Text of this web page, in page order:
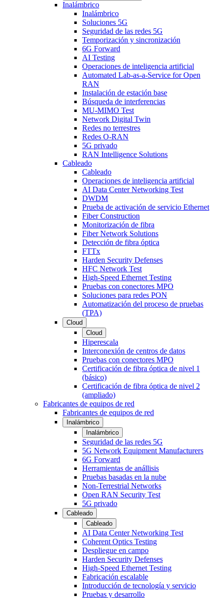
Inalámbrico
Inalámbrico
Soluciones 5G
Seguridad de las redes 5G
Temporización y sincronización
6G Forward
AI Testing
Operaciones de inteligencia artificial
Automated Lab-as-a-Service for Open
RAN
Instalación de estación base
Búsqueda de interferencias
MU-MIMO Test
Network Digital Twin
Redes no terrestres
Redes O-RAN
5G privado
RAN Intelligence Solutions
Cableado
Cableado
Operaciones de inteligencia artificial
AI Data Center Networking Test
DWDM
Prueba de activación de servicio Ethernet
Fiber Construction
Monitorización de fibra
Fiber Network Solutions
Detección de fibra óptica
FTTx
Harden Security Defenses
HFC Network Test
High-Speed Ethernet Testing
Pruebas con conectores MPO
Soluciones para redes PON
Automatización del proceso de pruebas
(TPA)
Cloud
Cloud
Hiperescala
Interconexión de centros de datos
Pruebas con conectores MPO
Certificación de fibra óptica de nivel 1
(básico)
Certificación de fibra óptica de nivel 2
(ampliado)
Fabricantes de equipos de red
Fabricantes de equipos de red
Inalámbrico
Inalámbrico
Seguridad de las redes 5G
5G Network Equipment Manufacturers
6G Forward
Herramientas de anállisis
Pruebas basadas en la nube
Non-Terrestrial Networks
Open RAN Security Test
5G privado
Cableado
Cableado
AI Data Center Networking Test
Coherent Optics Testing
Despliegue en campo
Harden Security Defenses
High-Speed Ethernet Testing
Fabricación escalable
Introducción de tecnología y servicio
Pruebas y desarrollo